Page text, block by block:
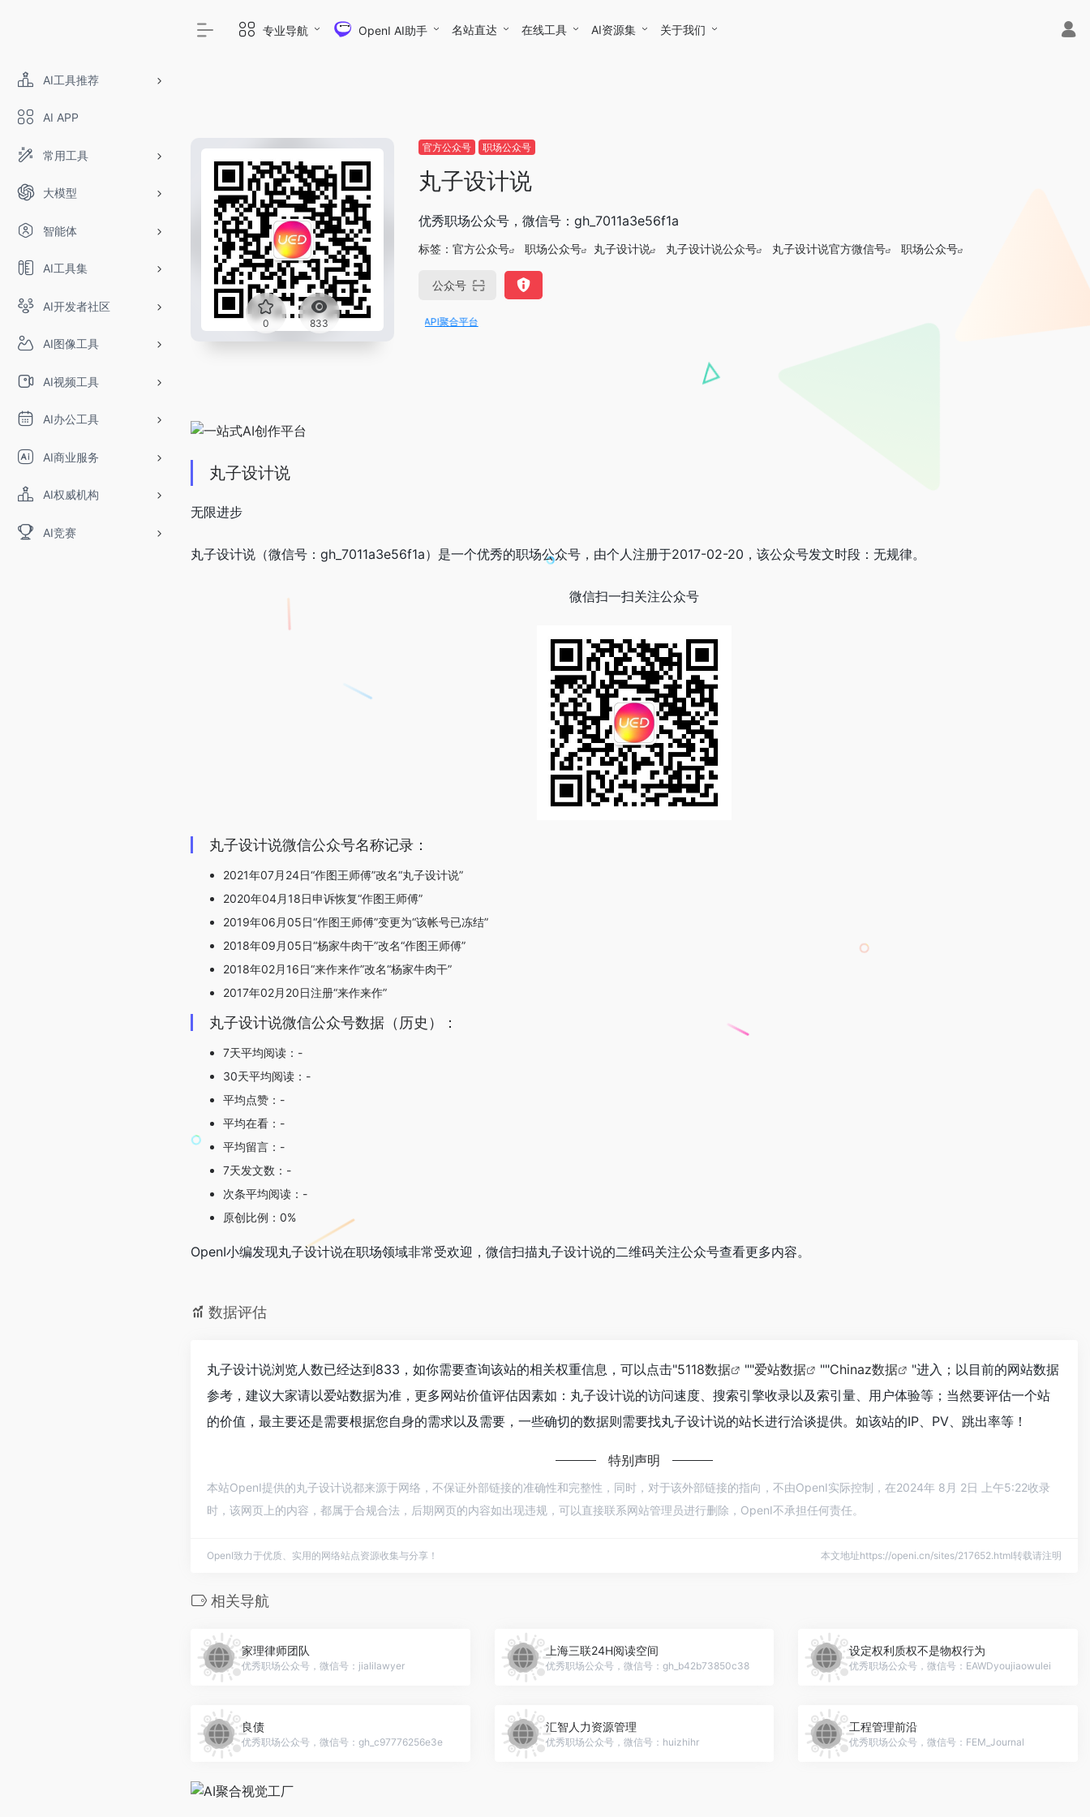
AI工具推荐
AI APP
常用工具
大模型
智能体
AI工具集
AI开发者社区
AI图像工具
AI视频工具
AI办公工具
AI商业服务
AI权威机构
AI竞赛
专业导航 OpenI AI助手 名站直达 在线工具 AI资源集 关于我们
0 833
官方公众号 职场公众号
丸子设计说
优秀职场公众号，微信号：gh_7011a3e56f1a
标签： 官方公众号 职场公众号 丸子设计说 丸子设计说公众号 丸子设计说官方微信号 职场公众号
公众号
OpenIAPI，一站式大模型API聚合平台
丸子设计说
无限进步
丸子设计说（微信号：gh_7011a3e56f1a）是一个优秀的职场公众号，由个人注册于2017-02-20，该公众号发文时段：无规律。
微信扫一扫关注公众号
丸子设计说微信公众号名称记录：
2021年07月24日“作图王师傅”改名“丸子设计说”
2020年04月18日申诉恢复“作图王师傅”
2019年06月05日“作图王师傅”变更为“该帐号已冻结”
2018年09月05日“杨家牛肉干”改名“作图王师傅”
2018年02月16日“来作来作”改名“杨家牛肉干”
2017年02月20日注册“来作来作”
丸子设计说微信公众号数据（历史）：
7天平均阅读：-
30天平均阅读：-
平均点赞：-
平均在看：-
平均留言：-
7天发文数：-
次条平均阅读：-
原创比例：0%
OpenI小编发现丸子设计说在职场领域非常受欢迎，微信扫描丸子设计说的二维码关注公众号查看更多内容。
数据评估
丸子设计说浏览人数已经达到833，如你需要查询该站的相关权重信息，可以点击"5118数据 ""爱站数据 ""Chinaz数据
"进入；以目前的网站数据
参考，建议大家请以爱站数据为准，更多网站价值评估因素如：丸子设计说的访问速度、搜索引擎收录以及索引量、用户体验等；当然要评估一个站
的价值，最主要还是需要根据您自身的需求以及需要，一些确切的数据则需要找丸子设计说的站长进行洽谈提供。如该站的IP、PV、跳出率等！
特别声明
本站OpenI提供的丸子设计说都来源于网络，不保证外部链接的准确性和完整性，同时，对于该外部链接的指向，不由OpenI实际控制，在2024年 8月 2日 上午5:22收录
时，该网页上的内容，都属于合规合法，后期网页的内容如出现违规，可以直接联系网站管理员进行删除，OpenI不承担任何责任。
OpenI致力于优质、实用的网络站点资源收集与分享！ 本文地址https://openi.cn/sites/217652.html转载请注明
相关导航
家理律师团队
优秀职场公众号，微信号：jialilawyer
上海三联24H阅读空间
优秀职场公众号，微信号：gh_b42b73850c38
设定权利质权不是物权行为
优秀职场公众号，微信号：EAWDyoujiaowulei
良债
优秀职场公众号，微信号：gh_c97776256e3e
汇智人力资源管理
优秀职场公众号，微信号：huizhihr
工程管理前沿
优秀职场公众号，微信号：FEM_Journal